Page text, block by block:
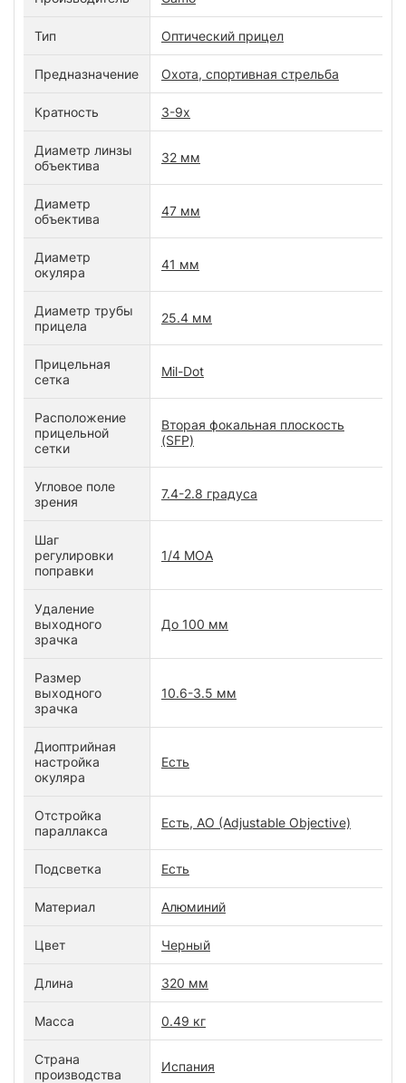
Тип Оптический прицел
Предназначение Охота, спортивная стрельба
Кратность 3-9x
Диаметр линзы
объектива
32 мм
Диаметр
объектива
47 мм
Диаметр
окуляра
41 мм
Диаметр трубы
прицела
25.4 мм
Прицельная
сетка
Mil-Dot
Расположение
прицельной
сетки
Вторая фокальная плоскость
(SFP)
Угловое поле
зрения
7.4-2.8 градуса
Шаг
регулировки
поправки
1/4 MOA
Удаление
выходного
зрачка
До 100 мм
Размер
выходного
зрачка
10.6-3.5 мм
Диоптрийная
настройка
окуляра
Есть
Отстройка
параллакса
Есть, AO (Adjustable Objective)
Подсветка Есть
Материал Алюминий
Цвет Черный
Длина 320 мм
Масса 0.49 кг
Страна
производства
Испания